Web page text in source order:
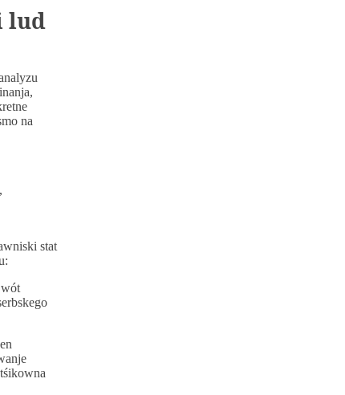
lud
na
stat